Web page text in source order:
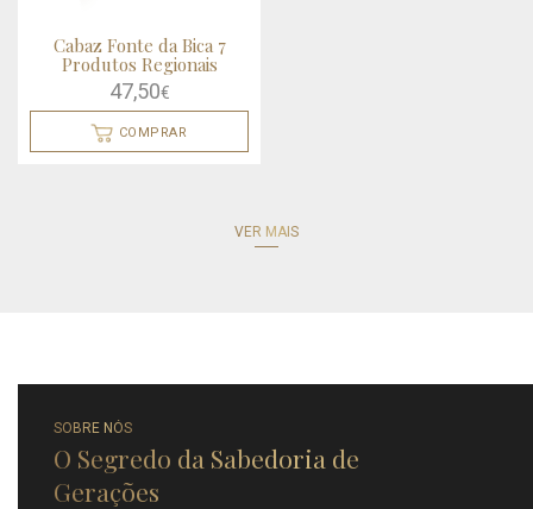
Cabaz Fonte da Bica 7
Produtos Regionais
47,50€
COMPRAR
VER MAIS
SOBRE NÓS
O Segredo da Sabedoria de
Gerações